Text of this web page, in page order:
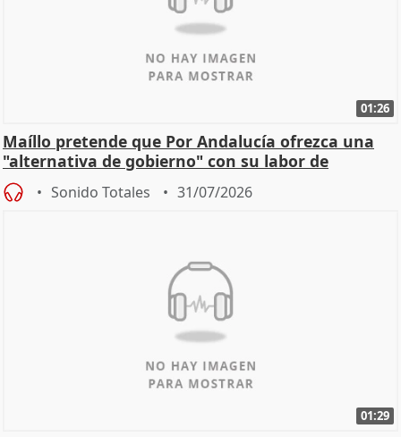
01:26
Maíllo pretende que Por Andalucía ofrezca una
"alternativa de gobierno" con su labor de
oposición
Sonido Totales 31/07/2026
01:29